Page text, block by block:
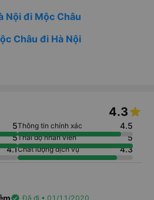
Nội đi Mộc Châu
Châu đi Hà Nội
4.3
5Thông tin chính xác 4.5
5Thái độ nhân viên 5
4.1Chất lượng dịch vụ 4.3
verified Đã đi • 01/11/2020